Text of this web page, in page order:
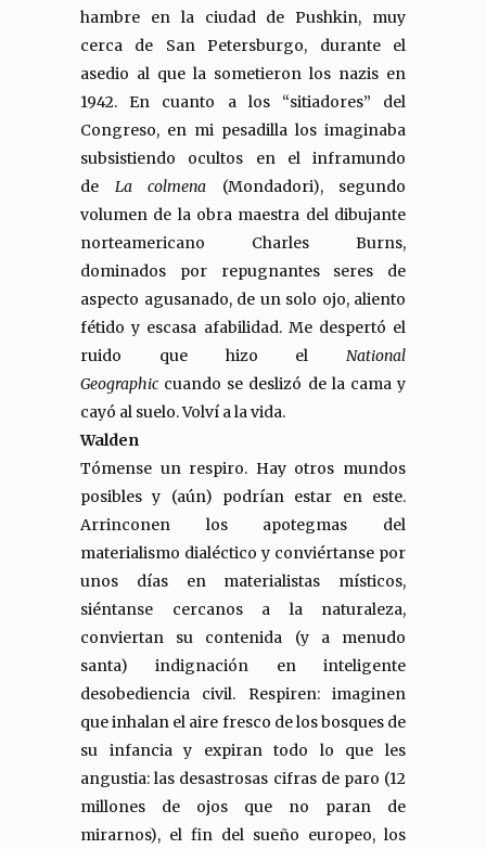
hambre en la ciudad de Pushkin, muy
cerca de San Petersburgo, durante el
asedio al que la sometieron los nazis en
1942. En cuanto a los “sitiadores” del
Congreso, en mi pesadilla los imaginaba
subsistiendo ocultos en el inframundo
de La colmena (Mondadori), segundo
volumen de la obra maestra del dibujante
norteamericano Charles Burns,
dominados por repugnantes seres de
aspecto agusanado, de un solo ojo, aliento
fétido y escasa afabilidad. Me despertó el
ruido que hizo el National
Geographic cuando se deslizó de la cama y
cayó al suelo. Volví a la vida.
Walden
Tómense un respiro. Hay otros mundos
posibles y (aún) podrían estar en este.
Arrinconen los apotegmas del
materialismo dialéctico y conviértanse por
unos días en materialistas místicos,
siéntanse cercanos a la naturaleza,
conviertan su contenida (y a menudo
santa) indignación en inteligente
desobediencia civil. Respiren: imaginen
que inhalan el aire fresco de los bosques de
su infancia y expiran todo lo que les
angustia: las desastrosas cifras de paro (12
millones de ojos que no paran de
mirarnos), el fin del sueño europeo, los